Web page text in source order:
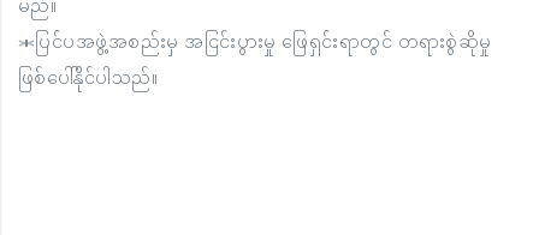
မည်။
＊ပြင်ပအဖွဲ့အစည်းမှ အငြင်းပွားမှု ဖြေရှင်းရာတွင် တရားစွဲဆိုမှု
ဖြစ်ပေါ်နိုင်ပါသည်။